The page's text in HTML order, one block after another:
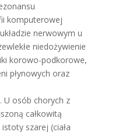
komputerowej
nerwowym u
niedożywienie
korowo-podkorowe,
płynowych oraz
U osób chorych z
całkowitą
szarej (ciała